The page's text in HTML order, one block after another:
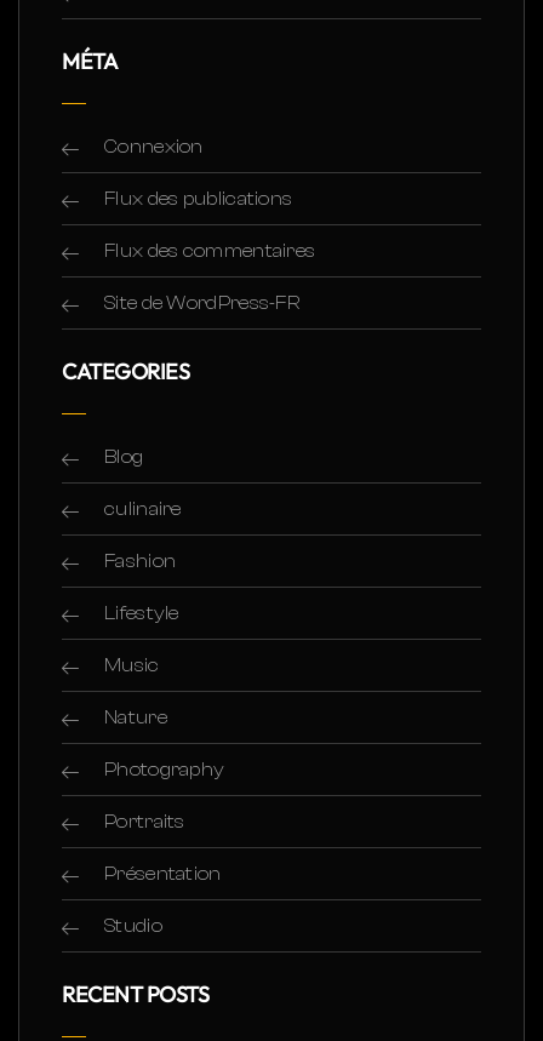
MÉTA
Connexion
Flux des publications
Flux des commentaires
Site de WordPress-FR
CATEGORIES
Blog
culinaire
Fashion
Lifestyle
Music
Nature
Photography
Portraits
Présentation
Studio
RECENT POSTS